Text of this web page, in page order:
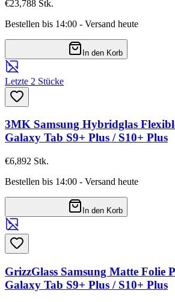
€23,788 Stk.
Bestellen bis 14:00 - Versand heute
In den Korb
Letzte 2 Stücke
3MK Samsung Hybridglas
Galaxy Tab S9+ Plus / S10+ Plus
€6,892 Stk.
Bestellen bis 14:00 - Versand heute
In den Korb
GrizzGlass Samsung Matte Folie
Galaxy Tab S9+ Plus / S10+ Plus